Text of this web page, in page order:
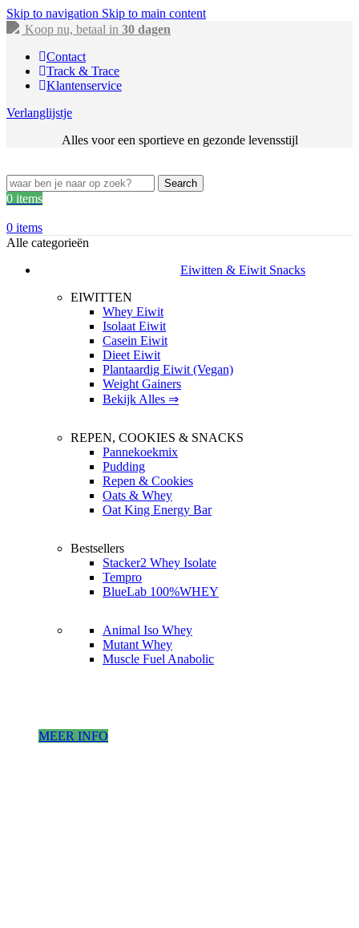
Skip to navigation Skip to main content
Koop nu, betaal in 30 dagen
Contact
Track & Trace
Klantenservice
Verlanglijstje
Alles voor een sportieve en gezonde levensstijl
Search
0 items
0 items
Alle categorieën
Eiwitten & Eiwit Snacks
EIWITTEN
Whey Eiwit
Isolaat Eiwit
Casein Eiwit
Dieet Eiwit
Plantaardig Eiwit (Vegan)
Weight Gainers
Bekijk Alles ⇒
REPEN, COOKIES & SNACKS
Pannekoekmix
Pudding
Repen & Cookies
Oats & Whey
Oat King Energy Bar
Bestsellers
Stacker2 Whey Isolate
Tempro
BlueLab 100%WHEY
Animal Iso Whey
Mutant Whey
Muscle Fuel Anabolic
MEER INFO